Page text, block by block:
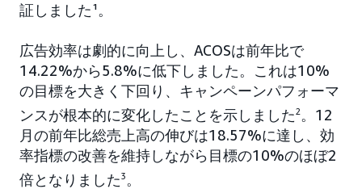
証しました¹。
広告効率は劇的に向上し、ACOSは前年比で
14.22%から5.8%に低下しました。これは10%
の目標を大きく下回り、キャンペーンパフォーマ
ンスが根本的に変化したことを示しました2 。12
月の前年比総売上高の伸びは18.57%に達し、効
率指標の改善を維持しながら目標の10%のほぼ2
倍となりました3 。